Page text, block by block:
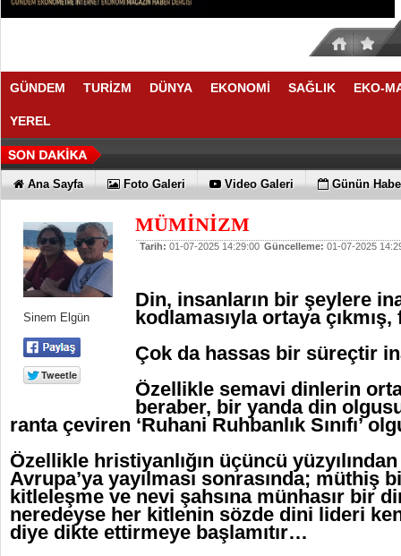
GÜNDEM TURİZM DÜNYA EKONOMİ SAĞLIK EKO-
YEREL
Ana Sayfa Foto Galeri Video Galeri Günün
Sinem Elgün
MÜMİNİZM
Tarih: 01-07-2025 14:29:00 Güncelleme: 01-07-2025
Din, insanların bir şeylere
kodlamasıyla ortaya
Çok da hassas bir süreçtir
Özellikle semavi dinlerin
beraber, bir yanda din
ranta çeviren ‘Ruhani Ruhbanlık Sınıfı’
Özellikle hristiyanlığın üçüncü
Avrupa’ya yayılması sonrasında; müthiş
kitleleşme ve nevi şahsına münhasır bir
neredeyse her kitlenin sözde dini lideri
diye dikte ettirmeye başlamıtır…